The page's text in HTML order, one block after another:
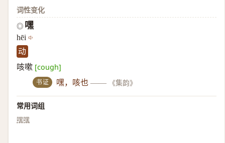
词性变化
◎ 嘿
hēi
动
咳嗽 [cough]
书证 嘿，咳也 —— 《集韵》
常用词组
嘿嘿